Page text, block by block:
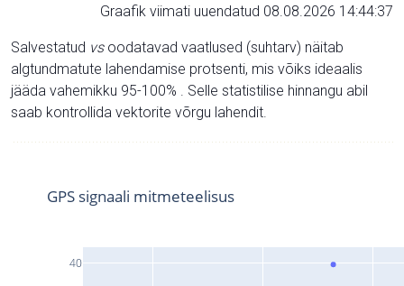
Graafik viimati uuendatud 08.08.2026 14:44:37
Salvestatud vsoodatavad vaatlused (suhtarv) näitab
algtundmatute lahendamise protsenti, mis võiks ideaalis
jääda vahemikku 95-100% . Selle statistilise hinnangu abil
saab kontrollida vektorite võrgu lahendit.
40
GPS signaali mitmeteelisus